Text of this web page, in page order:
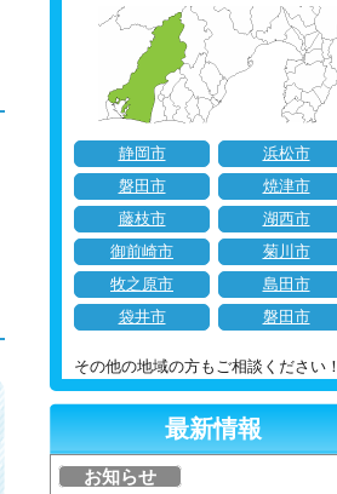
静岡市
浜松市
磐田市
焼津市
藤枝市
湖西市
御前崎市
菊川市
牧之原市
島田市
袋井市
磐田市
その他の地域の方もご相談ください！
最新情報
お知らせ